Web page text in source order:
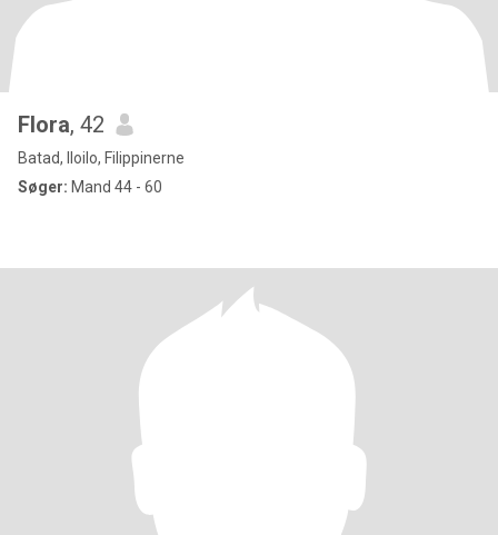
Flora, 42
Batad, Iloilo, Filippinerne
Søger: Mand 44 - 60